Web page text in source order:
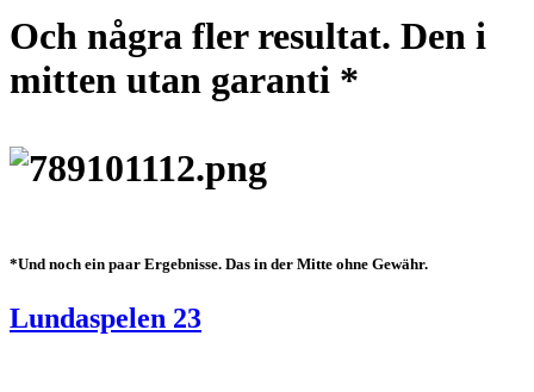
Och några fler resultat. Den i
mitten utan garanti *
*Und noch ein paar Ergebnisse. Das in der Mitte ohne Gewähr.
Lundaspelen 23